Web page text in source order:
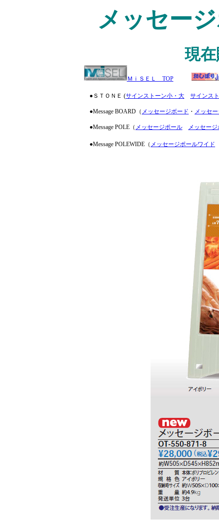
メッセー
現
ＭｉＳＥＬ TOP
●ＳＴＯＮＥ (サインストーン小・大 サインス
●Message BOARD（ メッセージボード ・ メッセ
●Message POLE（ メッセージポール メッセー
●Message POLEWIDE（ メッセージポールワイド